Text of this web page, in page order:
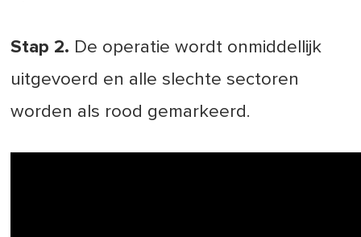
Stap 2. De operatie wordt onmiddellijk
uitgevoerd en alle slechte sectoren
worden als rood gemarkeerd.